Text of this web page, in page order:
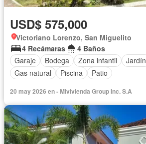
USD$ 575,000
Victoriano Lorenzo, San Miguelito
4 Recámaras
4 Baños
Garaje
Bodega Zona infantil Jardín
Gas natural
Piscina Patio
20 may 2026 en - Mivivienda Group Inc. S.A